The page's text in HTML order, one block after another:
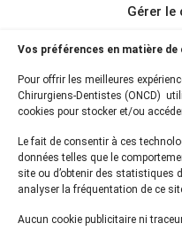
Gérer le
Vos préférences en matière de
Pour offrir les meilleures
Chirurgiens-Dentistes (ONCD)
cookies pour stocker et/ou
Le fait de consentir à ces
données telles que le
site ou d’obtenir des statistiques
analyser la fréquentation de ce
Aucun cookie publicitaire ni
75761